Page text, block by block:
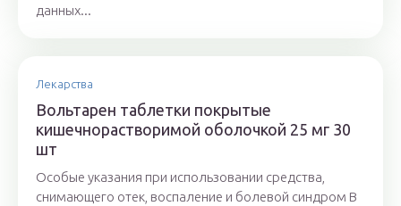
данных...
Лекарства
Вольтарен таблетки покрытые
кишечнорастворимой оболочкой 25 мг 30
шт
Особые указания при использовании средства,
снимающего отек, воспаление и болевой синдром В